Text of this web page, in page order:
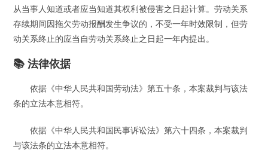
从当事人知道或者应当知道其权利被侵害之日起计算。劳动关系
存续期间因拖欠劳动报酬发生争议的，不受一年时效限制，但劳
动关系终止的应当自劳动关系终止之日起一年内提出。
📚 法律依据
依据《中华人民共和国劳动法》第五十条，本案裁判与该法
条的立法本意相符。
依据《中华人民共和国民事诉讼法》第六十四条，本案裁判
与该法条的立法本意相符。